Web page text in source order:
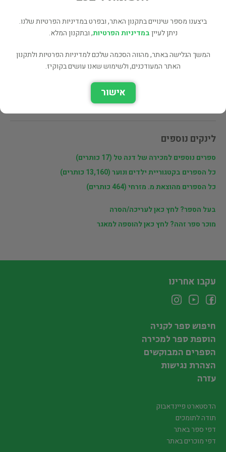
שתף
פרטי המוכר
לא שולחת בדואר. נמצאת ליד נמיר/פנקס.
לינקים נוספים
ספרים נוספים למכירה של דנה טל (17 כותרים)
כל הספרים בקטגוריית ילדים ונוער (13,160 כותרים)
כל הספרים מהוצאת מ. מזרחי (464 כותרים)
בעל הספר? לחץ כאן לעריכה/הסרה
מוכר ספר זהה? לחץ כאן להוספה למאגר
ביצענו מספר שינויים בתקנון האתר, ובפרט במדיניות הפרטיות שלנו.
ניתן לעייןבמדיניות הפרטיות, ובתקנון המלא.
המשך הגלישה באתר, מהווה הסכמה שלכם למדיניות הפרטיות ולתקנון
האתר המעודכנים, ולשימוש שאנו עושים בקוקיז.
אישור
עקבו אחרינו
חיפוש ספר לקניה
הוספת ספר למכירה
הספרים המבוקשים
הצהרת נגישות
עזרה
הדסטארט פיינדאבוק
תודה לתומכים
דפי ספר באתר
דפי מוכרים באתר